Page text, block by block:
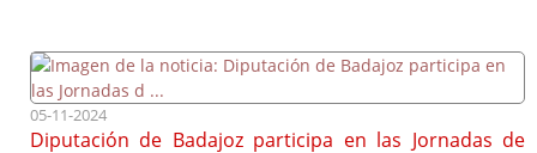
05-11-2024
Diputación de Badajoz participa en las Jornadas de